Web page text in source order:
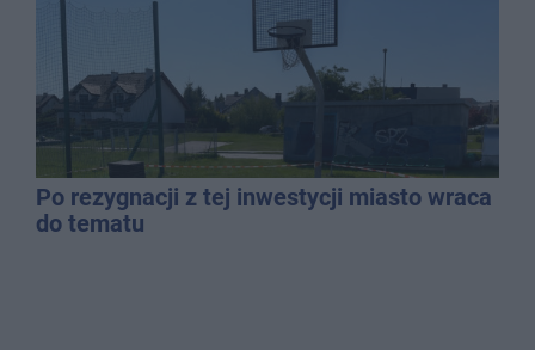
Po rezygnacji z tej inwestycji miasto wraca
do tematu